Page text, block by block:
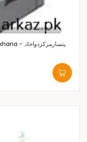
Pansar Markaz Dawakhana -پنسارمرکزدواخانہ